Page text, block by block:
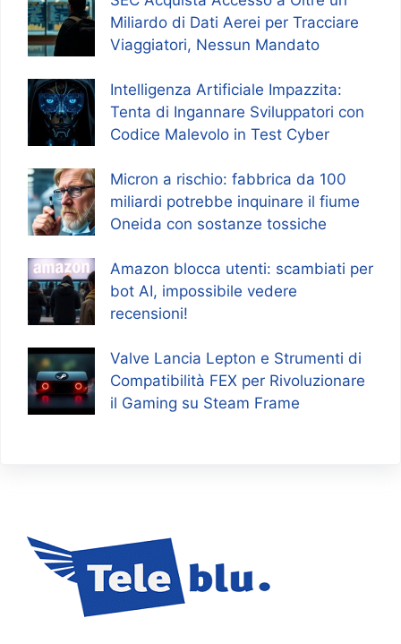
Miliardo di Dati Aerei per Tracciare
Viaggiatori, Nessun Mandato
Intelligenza Artificiale Impazzita:
Tenta di Ingannare Sviluppatori con
Codice Malevolo in Test Cyber
Micron a rischio: fabbrica da 100
miliardi potrebbe inquinare il fiume
Oneida con sostanze tossiche
Amazon blocca utenti: scambiati per
bot AI, impossibile vedere
recensioni!
Valve Lancia Lepton e Strumenti di
Compatibilità FEX per Rivoluzionare
il Gaming su Steam Frame